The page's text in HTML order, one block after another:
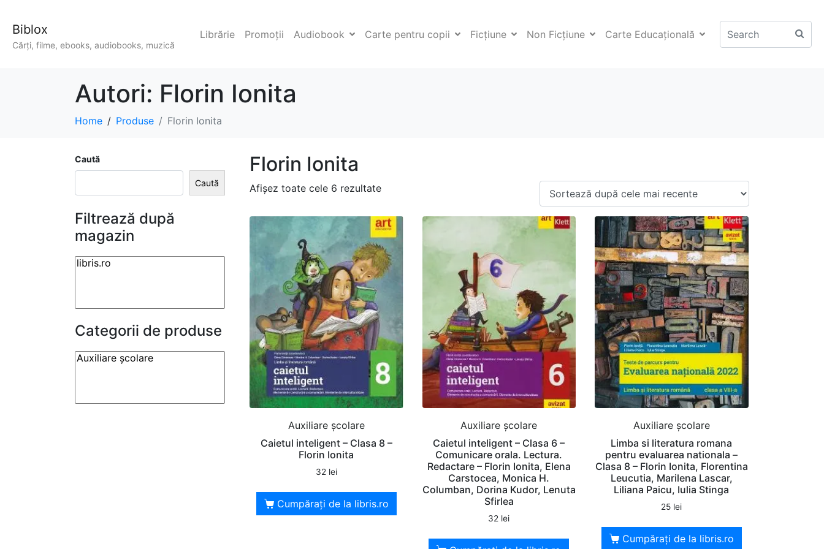
Biblox
Cărți, filme, ebooks, audiobooks, muzică
Librărie Promoții Audiobook Carte pentru copii Ficţiune Non Ficţiune Carte Educaţională
Autori: Florin Ionita
Home Produse Florin Ionita
Florin Ionita
Afișez toate cele 6 rezultate
Auxiliare şcolare
Caietul inteligent – Clasa 8 –
Florin Ionita
32 lei
Cumpărați de la libris.ro
Auxiliare şcolare
Caietul inteligent – Clasa 6 –
Comunicare orala. Lectura.
Redactare – Florin Ionita, Elena
Carstocea, Monica H.
Columban, Dorina Kudor, Lenuta
Sfirlea
32 lei
Auxiliare şcolare
Limba si literatura romana
pentru evaluarea nationala –
Clasa 8 – Florin Ionita, Florentina
Leucutia, Marilena Lascar,
Liliana Paicu, Iulia Stinga
25 lei
Cumpărați de la libris.ro
Caută
Caută
Filtrează după
magazin
Categorii de produse